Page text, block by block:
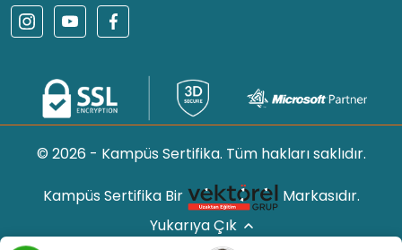
© 2026 - Kampüs Sertifika. Tüm hakları saklıdır.
Kampüs Sertifika Bir
Markasıdır.
Yukarıya Çık